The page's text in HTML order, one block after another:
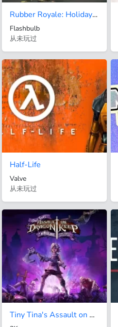
Rubber Royale: Holiday Prologue
Flashbulb
从未玩过
Half-Life
Valve
从未玩过
Tiny Tina's Assault on Dragon Keep: A Wonderlands One-shot Adventure